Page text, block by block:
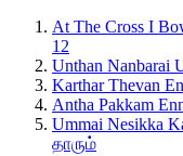
At The Cross I
12
Unthan
Karthar Thevan
Antha Pakkam
Ummai Nesikka
தாரும்